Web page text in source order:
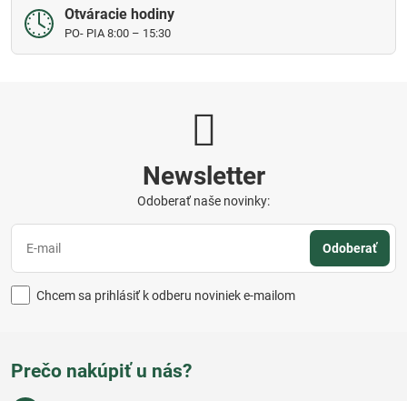
Otváracie hodiny
PO- PIA 8:00 – 15:30
Newsletter
Odoberať naše novinky:
Odoberať
Chcem sa prihlásiť k odberu noviniek e-mailom
Prečo nakúpiť u nás?